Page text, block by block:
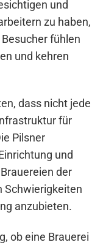
und
zu haben,
fühlen
und kehren
dass nicht jede
für
Pilsner
und
der
Schwierigkeiten
anzubieten.
ob eine Brauerei